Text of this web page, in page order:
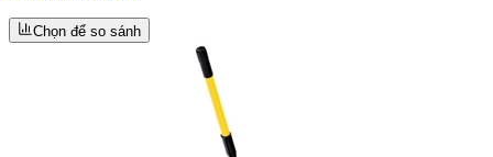
Chọn để so sánh